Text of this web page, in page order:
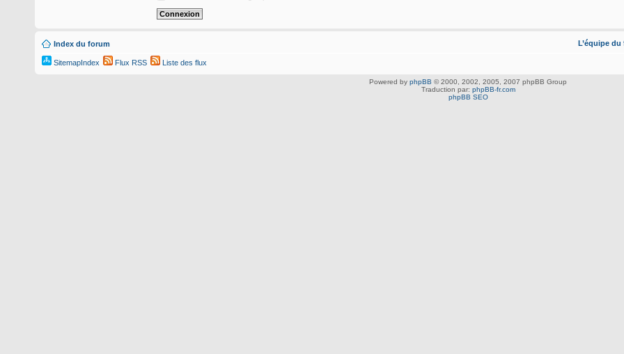
Index du forum L’équipe du
SitemapIndex Flux RSS Liste des flux
Powered by phpBB © 2000, 2002, 2005, 2007 phpBB Group
Traduction par: phpBB-fr.com
phpBB SEO